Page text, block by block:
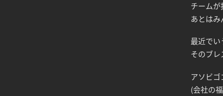
チーム
あとは
最近でい
そのブ
アソビ
(会社の